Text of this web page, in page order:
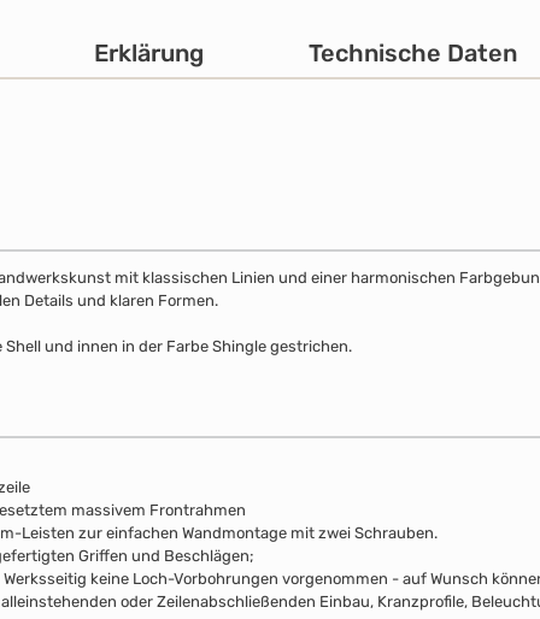
Erklärung Technische Daten
mit klassischen Linien und einer harmonischen
Details und klaren Formen.
und innen in der Farbe Shingle gestrichen.
massivem Frontrahmen
Leisten zur einfachen Wandmontage mit zwei Schrauben.
Griffen und Beschlägen;
keine Loch-Vorbohrungen vorgenommen - auf Wunsch
oder Zeilenabschließenden Einbau, Kranzprofile,